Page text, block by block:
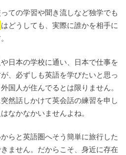
ての学習や聞き流しなど独学でも
はどうしても、実際に誰かを相手に
日本の学校に通い、日本で仕事を
、必ずしも英語を学びたいと思っ
国人が住んでるとは限りません。
然話しかけて英会話の練習を申し
なかなかいませんよね。
らと英語圏へそう簡単に旅行した
ません。だからこそ、身近に存在